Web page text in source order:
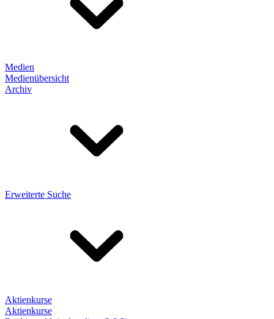
Medien
Medienübersicht
Archiv
Erweiterte Suche
Aktienkurse
Aktienkurse